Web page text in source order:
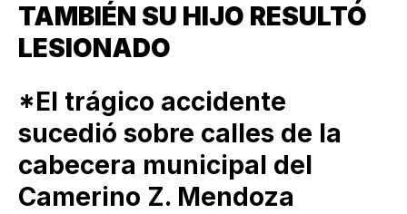
TAMBIÉN SU HIJO RESULTÓ
LESIONADO
*El trágico accidente
sucedió sobre calles de la
cabecera municipal del
Camerino Z. Mendoza